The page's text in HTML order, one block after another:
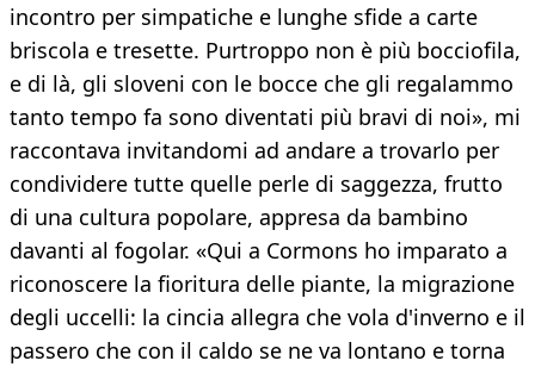
incontro per simpatiche e lunghe sfide a carte
briscola e tresette. Purtroppo non è più bocciofila,
e di là, gli sloveni con le bocce che gli regalammo
tanto tempo fa sono diventati più bravi di noi», mi
raccontava invitandomi ad andare a trovarlo per
condividere tutte quelle perle di saggezza, frutto
di una cultura popolare, appresa da bambino
davanti al fogolar. «Qui a Cormons ho imparato a
riconoscere la fioritura delle piante, la migrazione
degli uccelli: la cincia allegra che vola d'inverno e il
passero che con il caldo se ne va lontano e torna